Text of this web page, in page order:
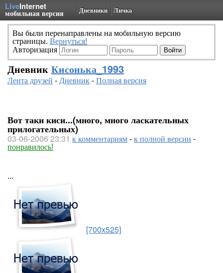
LiveInternet
мобильная версия Дневники Личка
Вы были перенаправлены на мобильную версию
страницы. Вернуться!
Авторизация
Дневник Кисонька_1993
Лента друзей -Дневник-Полная версия
Вот таки киси...(много, много ласкательных
прилогательных)
03-06-2006 23:31 к комментариям-к полной версии -
понравилось!
...
[700x525]